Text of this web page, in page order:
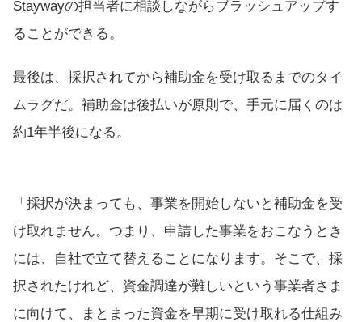
Staywayの担当者に相談しながらブラッシュアップす
ることができる。
最後は、採択されてから補助金を受け取るまでのタイ
ムラグだ。補助金は後払いが原則で、手元に届くのは
約1年半後になる。
「採択が決まっても、事業を開始しないと補助金を受
け取れません。つまり、申請した事業をおこなうとき
には、自社で立て替えることになります。そこで、採
択されたけれど、資金調達が難しいという事業者さま
に向けて、まとまった資金を早期に受け取れる仕組み